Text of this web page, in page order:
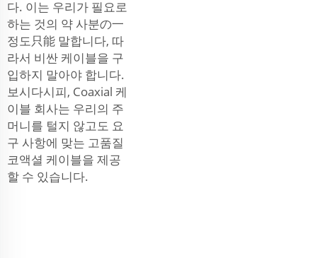
다. 이는 우리가 필요로
하는 것의 약 사분の一
정도只能 말합니다, 따
라서 비싼 케이블을 구
입하지 말아야 합니다.
보시다시피, Coaxial 케
이블 회사는 우리의 주
머니를 털지 않고도 요
구 사항에 맞는 고품질
코액셜 케이블을 제공
할 수 있습니다.